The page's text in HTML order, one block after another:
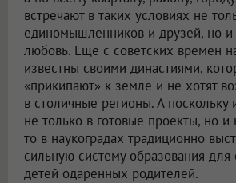
встречают в таких условиях не
единомышленников и друзей, но
любовь. Еще с советских времен
известны своими династиями,
«прикипают» к земле и не хотят
в столичные регионы. А поскольку
не только в готовые проекты, но и
то в наукоградах традиционно
сильную систему образования
детей одаренных родителей.